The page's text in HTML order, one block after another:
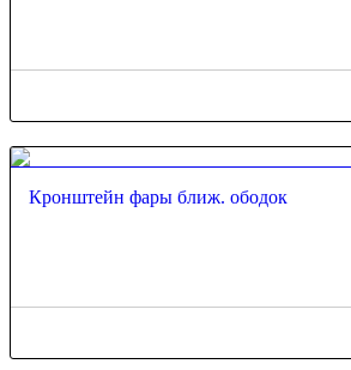
Кронштейн фары ближ. ободок